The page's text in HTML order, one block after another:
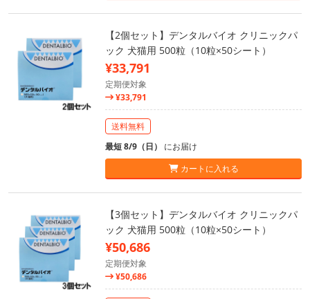
【2個セット】デンタルバイオ クリニックパ
ック 犬猫用 500粒（10粒×50シート）
¥33,791
定期便対象
¥33,791
送料無料
最短 8/9（日） にお届け
カートに入れる
【3個セット】デンタルバイオ クリニックパ
ック 犬猫用 500粒（10粒×50シート）
¥50,686
定期便対象
¥50,686